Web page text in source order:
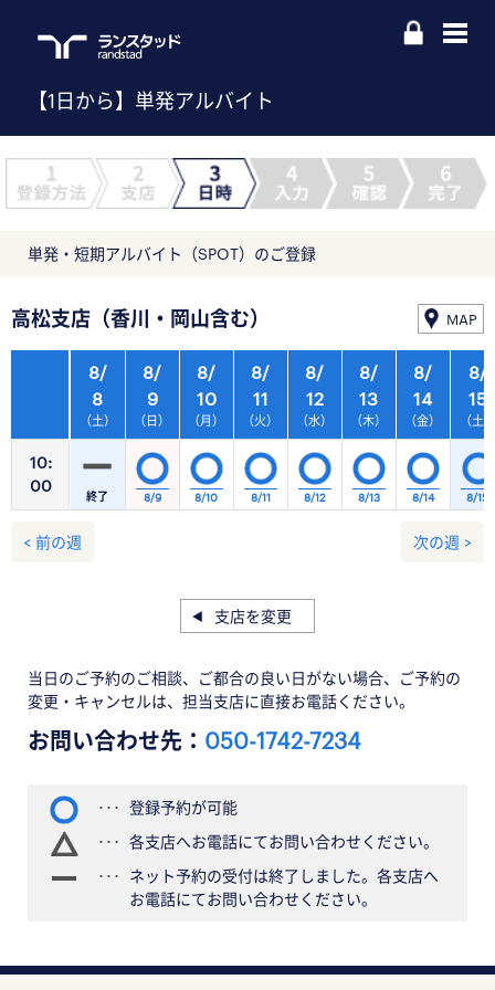
【1日から】単発アルバイト
単発・短期アルバイト（SPOT）のご登録
高松支店（香川・岡山含む） MAP
10:
00
8/
8
（土）
8/
9
（日）
8/
10
（月）
8/
11
（火）
8/
12
（水）
8/
13
（木）
8/
14
（金）
終了 8/9 8/10 8/11 8/12 8/13 8/14
8/
15
（土）
8/15
< 前の週 次の週 >
支店を変更
当日のご予約のご相談、ご都合の良い日がない場合、ご予約の
変更・キャンセルは、担当支店に直接お電話ください。
お問い合わせ先： 050-1742-7234
登録予約が可能
各支店へお電話にてお問い合わせください。
ネット予約の受付は終了しました。各支店へ
お電話にてお問い合わせください。